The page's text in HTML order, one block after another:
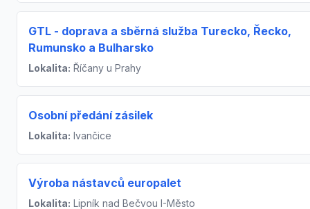
GTL - doprava a sběrná služba Turecko, Řecko,
Rumunsko a Bulharsko
Lokalita: Říčany u Prahy
Osobní předání zásilek
Lokalita: Ivančice
Výroba nástavců europalet
Lokalita: Lipník nad Bečvou I-Město